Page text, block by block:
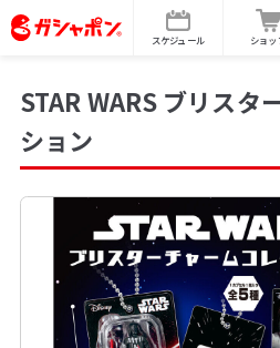
スケジュール ショッ
STAR WARS ブリスタ
ション